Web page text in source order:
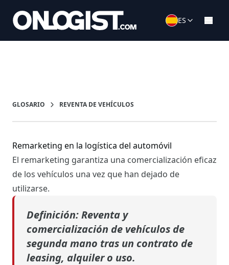
ES
GLOSARIO REVENTA DE VEHÍCULOS
Remarketing en la logística del automóvil
El remarketing garantiza una comercialización eficaz
de los vehículos una vez que han dejado de
utilizarse.
Definición: Reventa y
comercialización de vehículos de
segunda mano tras un contrato de
leasing, alquiler o uso.